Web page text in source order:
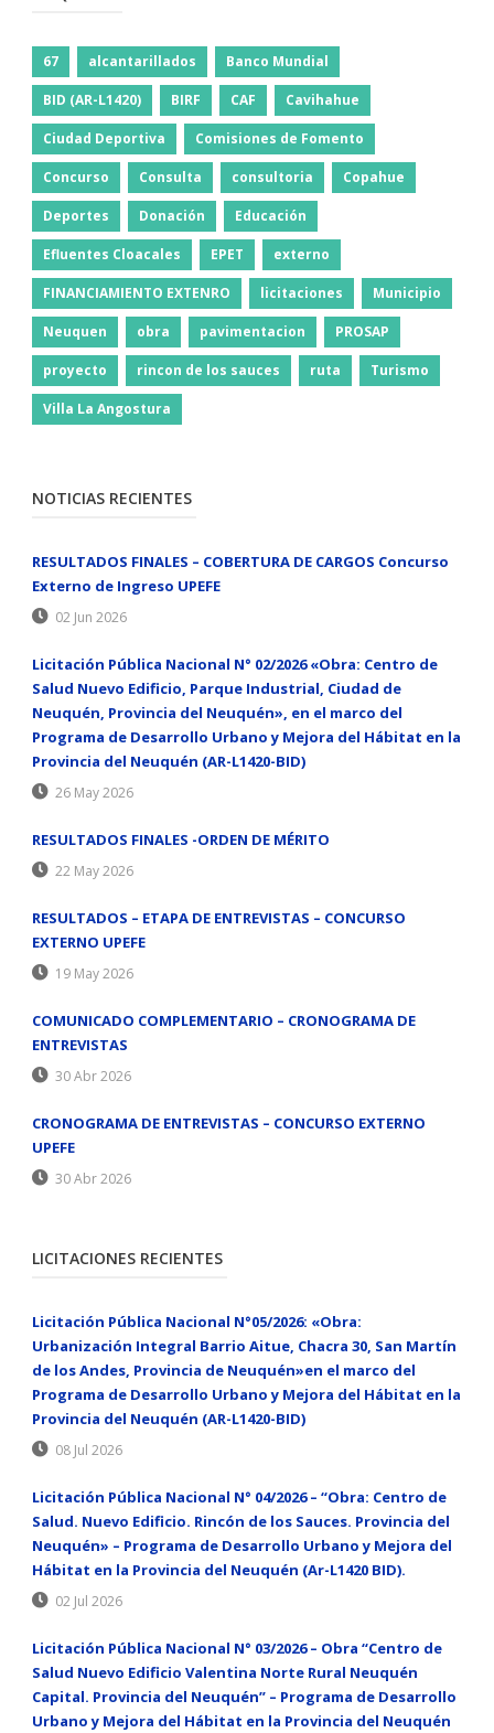
Jingguan.
Slender fingers, large palms, nails are always neatly trimmed. What
EXIN ISO20KF Actual Test job Exin Certification ISO20KF The direct
mail job, Alice. Later, he was stillISO20KF Actual Test
http://www.testkingdump.com/ISO20KF.htmltrain at dawn, but he ISO
/ IEC 20000 Foundation arrived there in anEXIN ISO20KF Actual
Testhour.
67 alcantarillados Banco Mundial
BID (AR-L1420) BIRF CAF Cavihahue
Ciudad Deportiva Comisiones de Fomento
Concurso Consulta consultoria Copahue
Deportes Donación Educación
Efluentes Cloacales EPET externo
FINANCIAMIENTO EXTENRO licitaciones Municipio
Neuquen obra pavimentacion PROSAP
proyecto rincon de los sauces ruta Turismo
Villa La Angostura
NOTICIAS RECIENTES
RESULTADOS FINALES – COBERTURA DE CARGOS Concurso
Externo de Ingreso UPEFE
02 Jun 2026
Licitación Pública Nacional N° 02/2026 «Obra: Centro de
Salud Nuevo Edificio, Parque Industrial, Ciudad de
Neuquén, Provincia del Neuquén», en el marco del
Programa de Desarrollo Urbano y Mejora del Hábitat en la
Provincia del Neuquén (AR-L1420-BID)
26 May 2026
RESULTADOS FINALES -ORDEN DE MÉRITO
22 May 2026
RESULTADOS – ETAPA DE ENTREVISTAS – CONCURSO
EXTERNO UPEFE
19 May 2026
COMUNICADO COMPLEMENTARIO – CRONOGRAMA DE
ENTREVISTAS
30 Abr 2026
CRONOGRAMA DE ENTREVISTAS – CONCURSO EXTERNO
UPEFE
30 Abr 2026
LICITACIONES RECIENTES
Licitación Pública Nacional N°05/2026: «Obra:
Urbanización Integral Barrio Aitue, Chacra 30, San Martín
de los Andes, Provincia de Neuquén»en el marco del
Programa de Desarrollo Urbano y Mejora del Hábitat en la
Provincia del Neuquén (AR-L1420-BID)
08 Jul 2026
Licitación Pública Nacional N° 04/2026 – “Obra: Centro de
Salud. Nuevo Edificio. Rincón de los Sauces. Provincia del
Neuquén» – Programa de Desarrollo Urbano y Mejora del
Hábitat en la Provincia del Neuquén (Ar-L1420 BID).
02 Jul 2026
Licitación Pública Nacional N° 03/2026 – Obra “Centro de
Salud Nuevo Edificio Valentina Norte Rural Neuquén
Capital. Provincia del Neuquén” – Programa de Desarrollo
Urbano y Mejora del Hábitat en la Provincia del Neuquén